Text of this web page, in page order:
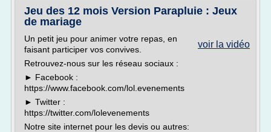
Jeu des 12 mois Version Parapluie : Jeux
de mariage
voir la vidéo
Un petit jeu pour animer votre repas, en
faisant participer vos convives.
Retrouvez-nous sur les réseau sociaux :
► Facebook :
https://www.facebook.com/lol.evenements
► Twitter :
https://twitter.com/lolevenements
Notre site internet pour les devis ou autres: